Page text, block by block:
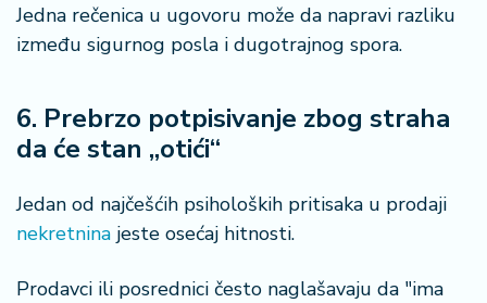
Jedna rečenica u ugovoru može da napravi razliku
između sigurnog posla i dugotrajnog spora.
6. Prebrzo potpisivanje zbog straha
da će stan „otići“
Jedan od najčešćih psiholoških pritisaka u prodaji
nekretnina jeste osećaj hitnosti.
Prodavci ili posrednici često naglašavaju da "ima